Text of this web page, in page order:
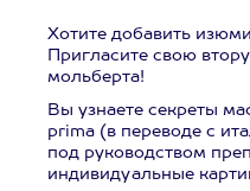
Хотите добавить
Пригласите свою
мольберта!
Вы узнаете секреты
prima (в переводе с
под руководством
индивидуальные